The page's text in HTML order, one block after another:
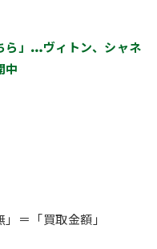
ら」…ヴィトン、シャネ
中
＝「買取金額」